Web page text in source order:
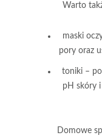
Warto
maski
pory oraz
toniki –
pH skóry
Domowe